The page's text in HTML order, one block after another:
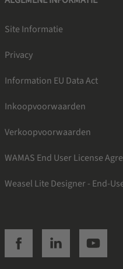
Site Informatie
Privacy
Information EU Data Act
Inkoopvoorwaarden
Verkoopvoorwaarden
WAMAS End User License
Weasel Lite Designer - End-
SSI facebookSSI linkedinSSI